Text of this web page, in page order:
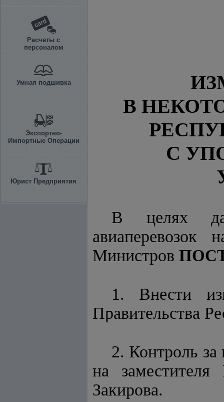
Расчеты с
персоналом
Умная подшивка
Экспортно-
Импортные Операции
Юрист Предприятия
В
С
В целях
авиаперевозок
Министров
1. Внести
Правительства
2. Контроль за
на
Закирова.